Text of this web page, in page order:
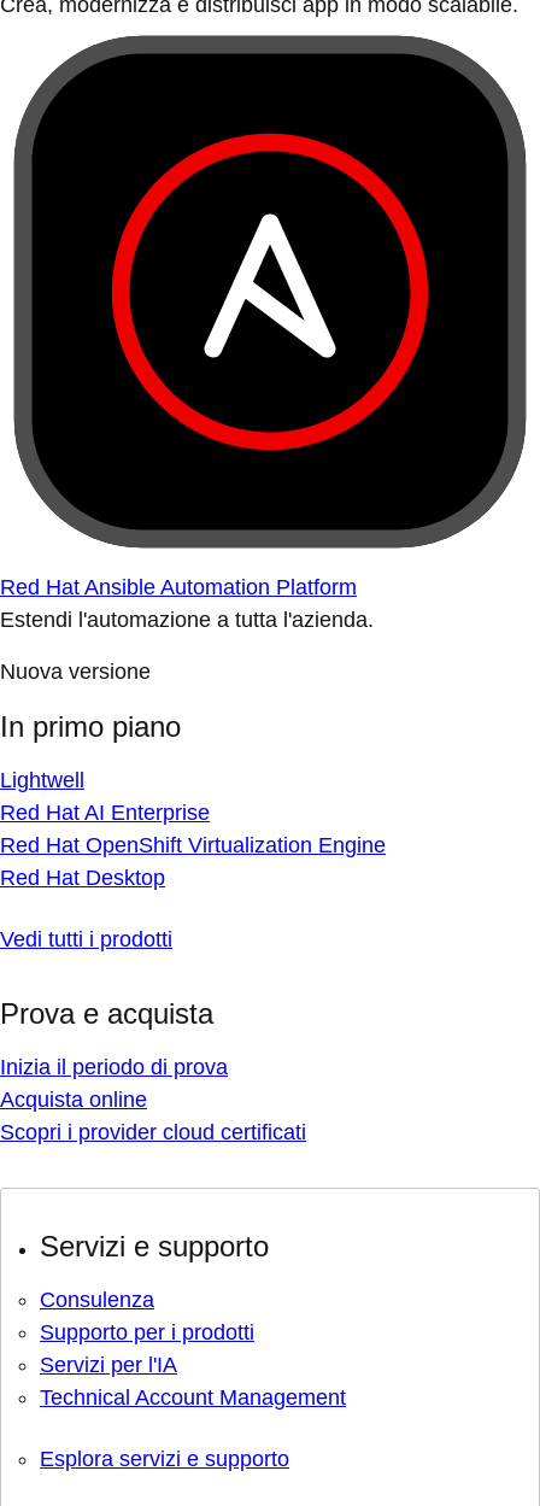
Crea, modernizza e distribuisci app in modo scalabile.
Red Hat Ansible Automation Platform
Estendi l'automazione a tutta l'azienda.
Nuova versione
In primo piano
Lightwell
Red Hat AI Enterprise
Red Hat OpenShift Virtualization Engine
Red Hat Desktop
Vedi tutti i prodotti
Prova e acquista
Inizia il periodo di prova
Acquista online
Scopri i provider cloud certificati
Servizi e supporto
Consulenza
Supporto per i prodotti
Servizi per l'IA
Technical Account Management
Esplora servizi e supporto